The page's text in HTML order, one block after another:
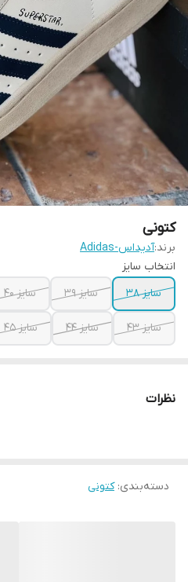
کتونی
برند:آدیداس-Adidas
انتخاب سایز
سایز ۳۸
سایز ۳۹ سایز ۴۰
سایز ۴۳ سایز ۴۴ سایز ۴۵
نظرات
دسته‌بندی:کتونی